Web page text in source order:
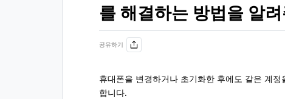
를 해결하는 방법을 알
공유하기
휴대폰을 변경하거나 초기화한 후에도 같은 계
합니다.